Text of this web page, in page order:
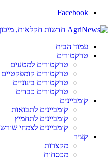
Facebook
עמוד הבית
טרקטורים
טרקטורים למטעים
טרקטורים קומפקטיים
טרקטורים בינוניים
טרקטורים כבדים
קומביינים
קומביינים לתבואות
קומביינים לתחמיץ
קומביינים לצמחי שורש
קציר
מקצרות
מכסחות